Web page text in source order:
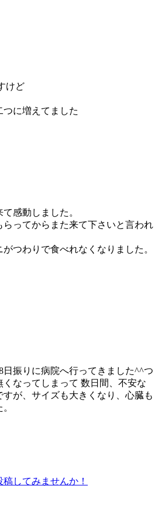
けど
に増えてました
感動しました。
らってからまた来て下さいと言われ
つわりで食べれなくなりました。
日振りに病院へ行ってきました^^つ
なってしまって 数日間、不安な
すが、サイズも大きくなり、心臓も
してみませんか！